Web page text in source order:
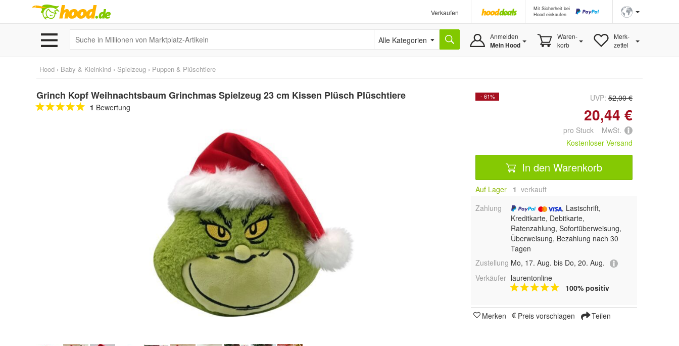
Verkaufen
Mit Sicherheit bei
Hood einkaufen
Alle Kategorien Anmelden
Mein Hood
Waren-
korb
Merk-
zettel
Hood › Baby & Kleinkind › Spielzeug › Puppen & Plüschtiere
Grinch Kopf Weihnachtsbaum Grinchmas Spielzeug 23 cm Kissen Plüsch Plüschtiere
1 Bewertung
- 61% UVP: 52,00 €
20,44 €
pro Stuck MwSt.
Kostenloser Versand
In den Warenkorb
Auf Lager 1 verkauft
Zahlung
, Lastschrift,
Kreditkarte, Debitkarte,
Ratenzahlung, Sofortüberweisung,
Überweisung, Bezahlung nach 30
Tagen
Zustellung Mo, 17. Aug. bis Do, 20. Aug.
Verkäufer laurentonline
100% positiv
Merken Preis vorschlagen Teilen